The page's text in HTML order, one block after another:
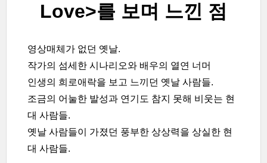
Love>를 보며 느낀 점
영상매체가 없던 옛날.
작가의 섬세한 시나리오와 배우의 열연 너머
인생의 희로애락을 보고 느끼던 옛날 사람들.
조금의 어눌한 발성과 연기도 참지 못해 비웃는 현
대 사람들.
옛날 사람들이 가졌던 풍부한 상상력을 상실한 현
대 사람들.